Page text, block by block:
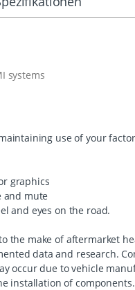
systems
use of your
graphics
and mute
and eyes on the road.
the make of aftermarket
data and research.
occur due to vehicle
installation of